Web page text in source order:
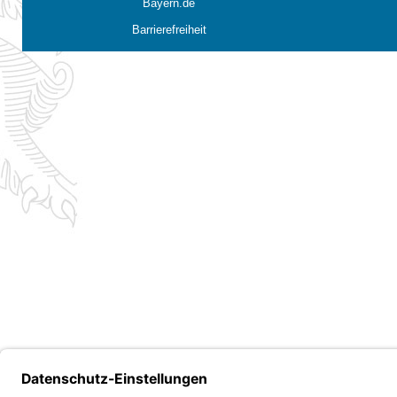
Bayern.de
Barrierefreiheit